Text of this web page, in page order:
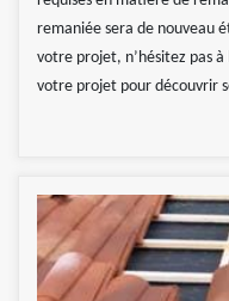
remaniée sera de nouveau
votre projet, n’hésitez pas
votre projet pour découvrir